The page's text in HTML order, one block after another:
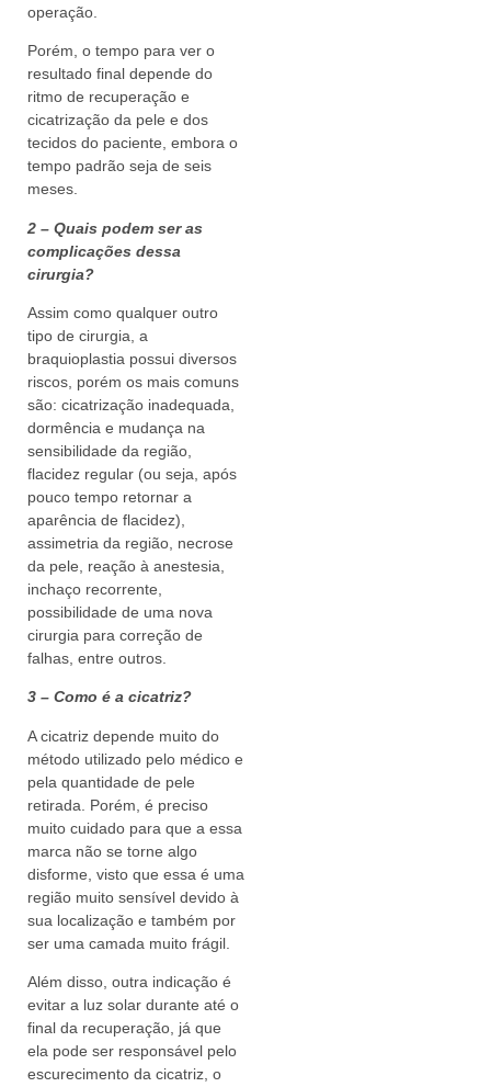
operação.
Porém, o tempo para ver o
resultado final depende do
ritmo de recuperação e
cicatrização da pele e dos
tecidos do paciente, embora o
tempo padrão seja de seis
meses.
2 – Quais podem ser as
complicações dessa
cirurgia?
Assim como qualquer outro
tipo de cirurgia, a
braquioplastia possui diversos
riscos, porém os mais comuns
são: cicatrização inadequada,
dormência e mudança na
sensibilidade da região,
flacidez regular (ou seja, após
pouco tempo retornar a
aparência de flacidez),
assimetria da região, necrose
da pele, reação à anestesia,
inchaço recorrente,
possibilidade de uma nova
cirurgia para correção de
falhas, entre outros.
3 – Como é a cicatriz?
A cicatriz depende muito do
método utilizado pelo médico e
pela quantidade de pele
retirada. Porém, é preciso
muito cuidado para que a essa
marca não se torne algo
disforme, visto que essa é uma
região muito sensível devido à
sua localização e também por
ser uma camada muito frágil.
Além disso, outra indicação é
evitar a luz solar durante até o
final da recuperação, já que
ela pode ser responsável pelo
escurecimento da cicatriz, o